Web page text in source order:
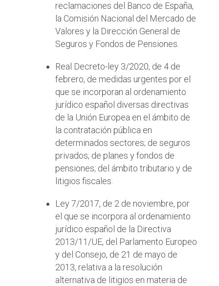
reclamaciones del Banco de España,
la Comisión Nacional del Mercado de
Valores y la Dirección General de
Seguros y Fondos de Pensiones.
Real Decreto-ley 3/2020, de 4 de
febrero, de medidas urgentes por el
que se incorporan al ordenamiento
jurídico español diversas directivas
de la Unión Europea en el ámbito de
la contratación pública en
determinados sectores; de seguros
privados; de planes y fondos de
pensiones; del ámbito tributario y de
litigios fiscales.
Ley 7/2017, de 2 de noviembre, por
el que se incorpora al ordenamiento
jurídico español de la Directiva
2013/11/UE, del Parlamento Europeo
y del Consejo, de 21 de mayo de
2013, relativa a la resolución
alternativa de litigios en materia de